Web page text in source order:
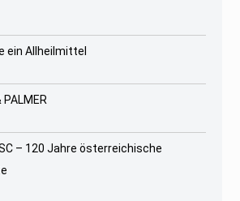
ein Allheilmittel
PALMER
SC – 120 Jahre österreichische